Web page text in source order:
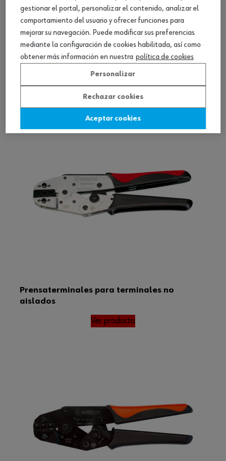
Crimpadora con matrices intercambiables
Ver producto
Prensaterminales para terminales no
aislados
Ver producto
gestionar el portal, personalizar el contenido, analizar el
comportamiento del usuario y ofrecer funciones para
mejorar su navegación. Puede modificar sus preferencias
mediante la configuración de cookies habilitada, así como
obtener más información en nuestra política de cookies
Personalizar
Rechazar cookies
Aceptar cookies